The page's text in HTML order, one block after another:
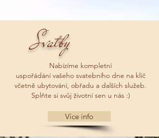
Svatby
Nabízíme kompletní
uspořádání vašeho svatebního dne na klíč
včetně ubytování, obřadu a dalších služeb.
Splňte si svůj životní sen u nás :)
Více info